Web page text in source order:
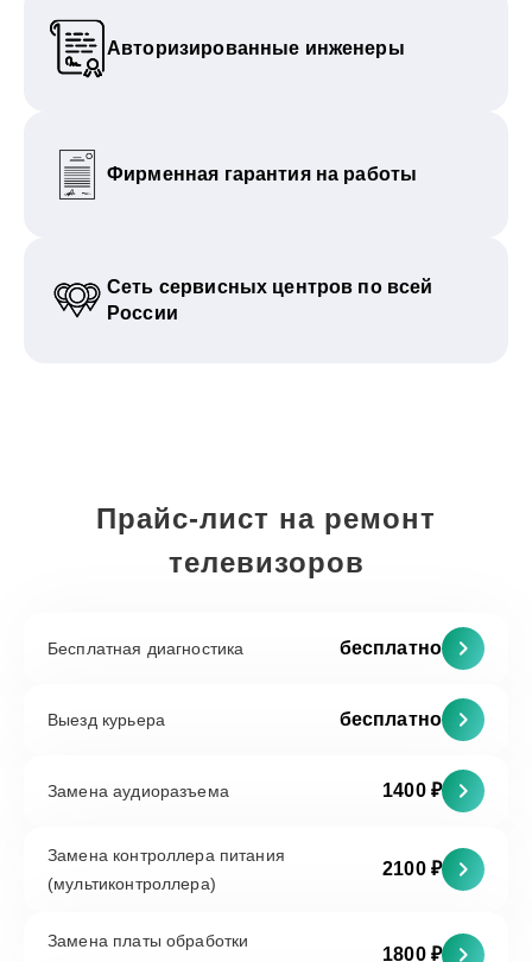
Авторизированные инженеры
Фирменная гарантия на работы
Сеть сервисных центров по всей
России
Прайс-лист на ремонт
телевизоров
Бесплатная диагностика бесплатно
Выезд курьера бесплатно
Замена аудиоразъема 1400 ₽
Замена контроллера питания
(мультиконтроллера)
2100 ₽
Замена платы обработки
1800 ₽